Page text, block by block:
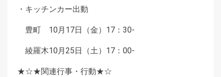
・キッチンカー出動
豊町 10月17日（金）17：30-
綾羅木10月25日（土）17：00-
★☆★関連行事・行動★☆